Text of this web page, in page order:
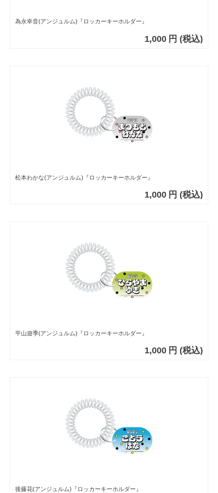
為永幸音(アンジュルム)『ロッカーキーホルダー』
1,000 円 (税込)
松本わかな(アンジュルム)『ロッカーキーホルダー』
1,000 円 (税込)
平山遊季(アンジュルム)『ロッカーキーホルダー』
1,000 円 (税込)
後藤花(アンジュルム)『ロッカーキーホルダー』